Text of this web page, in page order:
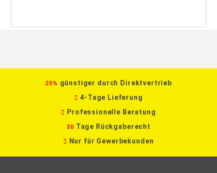
20% günstiger durch Direktvertrieb
4-Tage Lieferung
Professionelle Beratung
30 Tage Rückgaberecht
Nur für Gewerbekunden